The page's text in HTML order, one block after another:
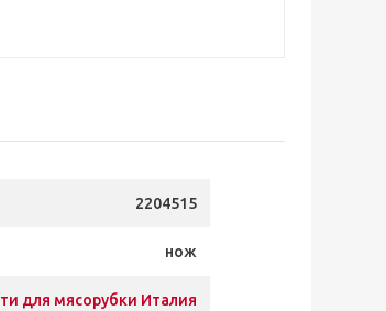
2204515
нож
для мясорубки Италия